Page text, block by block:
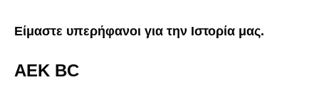
Είμαστε υπερήφανοι για την Ιστορία μας.
ΑΕΚ ΒC